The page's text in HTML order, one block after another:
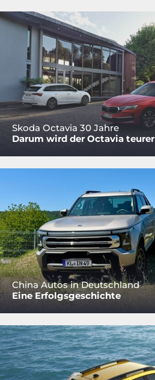
Skoda Octavia 30 Jahre
Darum wird der Octavia teurer
China Autos in Deutschland
Eine Erfolgsgeschichte